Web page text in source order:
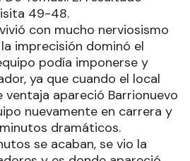
49-48.
con mucho nerviosismo
imprecisión dominó el
podía imponerse y
ya que cuando el local
ventaja apareció Barrionuevo
nuevamente en carrera y
dramáticos.
se acaban, se vio la